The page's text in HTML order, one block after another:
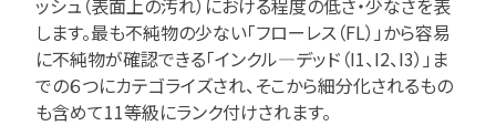
します。最も不純物の少ない「フローレス（FL）」から容易
に不純物が確認できる「インクル―デッド（I1、I2、I3）」ま
での６つにカテゴライズされ、そこから細分化されるもの
も含めて11等級にランク付けされます。